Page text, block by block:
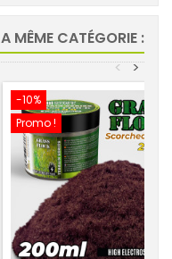
MÊME CATÉGORIE :
>
<
-10%
Promo !